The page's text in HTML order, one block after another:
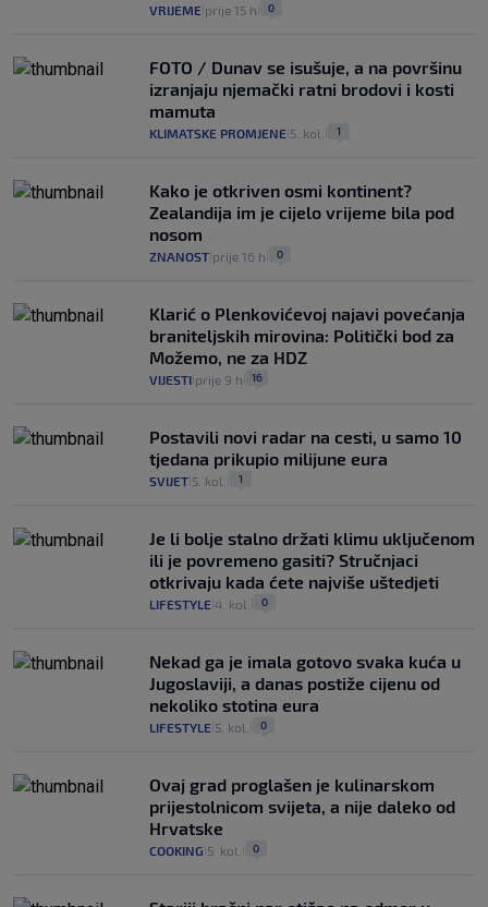
VRIJEME prije 15 h 0
FOTO / Dunav se isušuje, a na površinu
izranjaju njemački ratni brodovi i kosti
mamuta
KLIMATSKE PROMJENE 5. kol. 1
Kako je otkriven osmi kontinent?
Zealandija im je cijelo vrijeme bila pod
nosom
ZNANOST prije 16 h 0
Klarić o Plenkovićevoj najavi povećanja
braniteljskih mirovina: Politički bod za
Možemo, ne za HDZ
VIJESTI prije 9 h 16
Postavili novi radar na cesti, u samo 10
tjedana prikupio milijune eura
SVIJET 5. kol. 1
Je li bolje stalno držati klimu uključenom
ili je povremeno gasiti? Stručnjaci
otkrivaju kada ćete najviše uštedjeti
LIFESTYLE 4. kol. 0
Nekad ga je imala gotovo svaka kuća u
Jugoslaviji, a danas postiže cijenu od
nekoliko stotina eura
LIFESTYLE 5. kol. 0
Ovaj grad proglašen je kulinarskom
prijestolnicom svijeta, a nije daleko od
Hrvatske
COOKING 5. kol. 0